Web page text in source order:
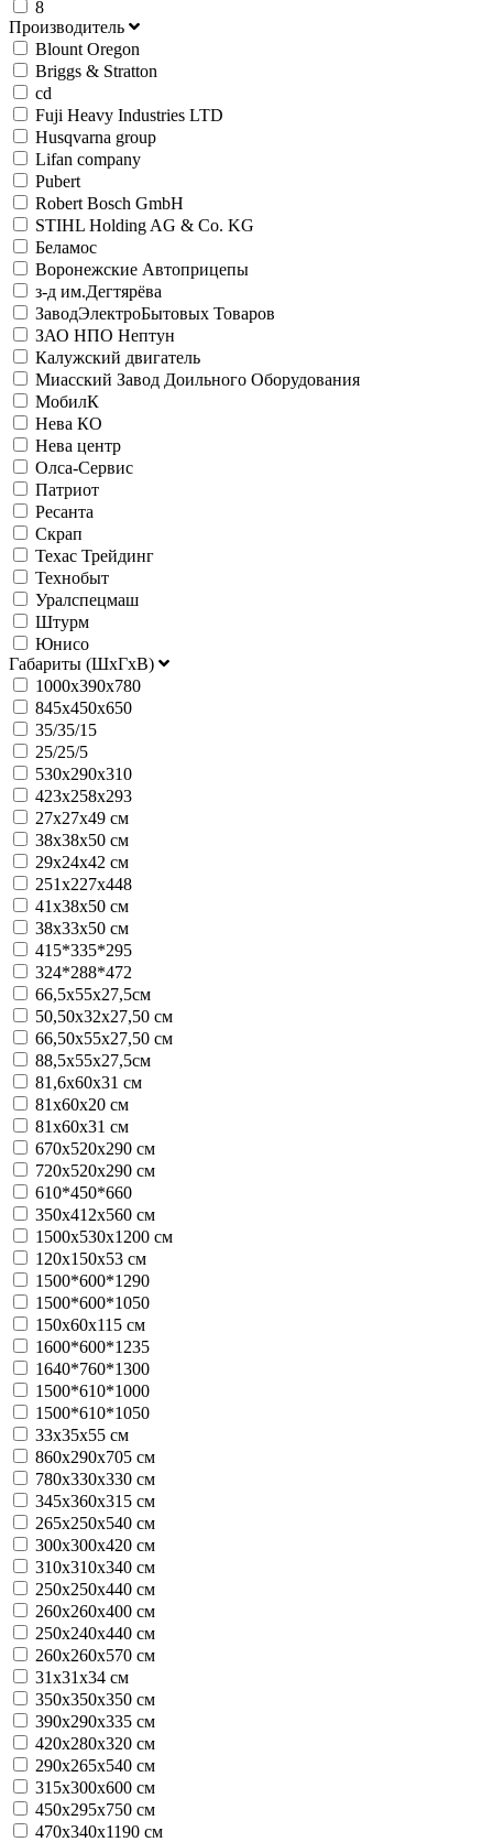
8
Производитель
Blount Oregon
Briggs & Stratton
cd
Fuji Heavy Industries LTD
Husqvarna group
Lifan company
Pubert
Robert Bosch GmbH
STIHL Holding AG & Co. KG
Беламос
Воронежские Автоприцепы
з-д им.Дегтярёва
ЗаводЭлектроБытовых Товаров
ЗАО НПО Нептун
Калужский двигатель
Миасский Завод Доильного Оборудования
МобилК
Нева КО
Нева центр
Олса-Сервис
Патриот
Ресанта
Скрап
Техас Трейдинг
Технобыт
Уралспецмаш
Штурм
Юнисо
Габариты (ШхГхВ)
1000х390х780
845х450х650
35/35/15
25/25/5
530x290x310
423x258x293
27х27х49 см
38х38х50 см
29х24х42 см
251х227х448
41х38х50 см
38х33х50 см
415*335*295
324*288*472
66,5х55х27,5см
50,50х32х27,50 см
66,50х55х27,50 см
88,5х55х27,5см
81,6х60х31 см
81х60х20 см
81х60х31 см
670х520х290 см
720х520х290 см
610*450*660
350х412х560 см
1500х530х1200 см
120х150х53 см
1500*600*1290
1500*600*1050
150х60х115 см
1600*600*1235
1640*760*1300
1500*610*1000
1500*610*1050
33х35х55 см
860х290х705 см
780х330х330 см
345х360х315 см
265х250х540 см
300х300х420 см
310х310х340 см
250х250х440 см
260х260х400 см
250х240х440 см
260х260х570 см
31х31х34 см
350х350х350 см
390х290х335 см
420х280х320 см
290х265х540 см
315х300х600 см
450х295х750 см
470х340х1190 см